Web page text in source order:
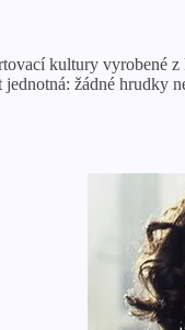
kultury
žádné hrudky